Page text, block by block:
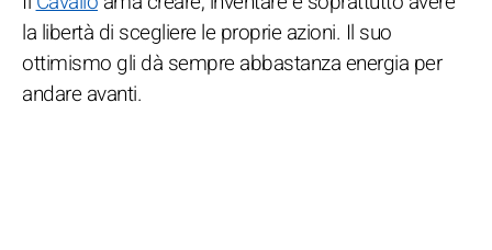
la libertà di scegliere le proprie azioni. Il suo
ottimismo gli dà sempre abbastanza energia per
andare avanti.